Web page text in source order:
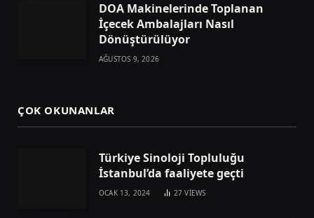
DOA Makinelerinde Toplanan
İçecek Ambalajları Nasıl
Dönüştürülüyor
AĞUSTOS 9, 2026
ÇOK OKUNANLAR
Türkiye Sinoloji Topluluğu
İstanbul’da faaliyete geçti
OCAK 13, 2024 27VIEWS